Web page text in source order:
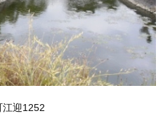
迎1252